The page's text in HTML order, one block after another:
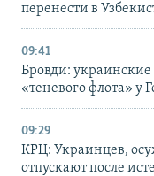
перенести в
09:41
Бровди:
«теневого флота» у
09:29
КРЦ: Украинцев,
отпускают после